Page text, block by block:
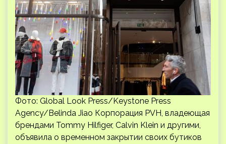
Фото: Global Look Press/Keystone Press
Agency/Belinda Jiao Корпорация PVH, владеющая
брендами Tommy Hilfiger, Calvin Klein и другими,
объявила о временном закрытии своих бутиков